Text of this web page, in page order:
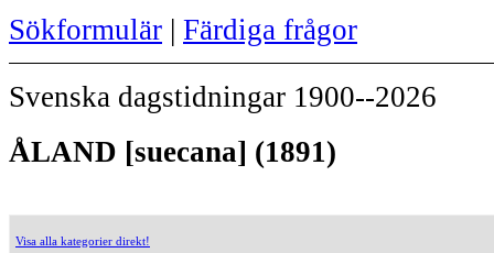
Sökformulär | Färdiga frågor
Svenska dagstidningar 1900--2026
ÅLAND [suecana] (1891)
Visa alla kategorier direkt!